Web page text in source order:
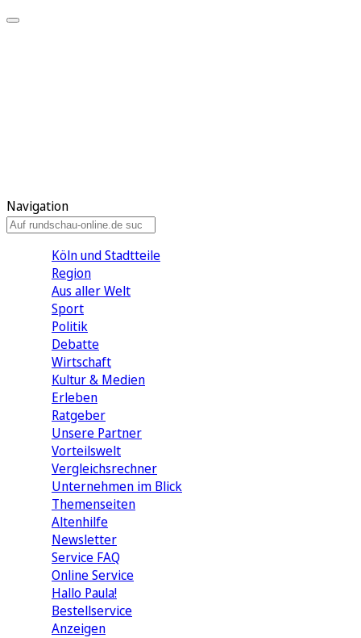
Navigation
Köln und Stadtteile
Region
Aus aller Welt
Sport
Politik
Debatte
Wirtschaft
Kultur & Medien
Erleben
Ratgeber
Unsere Partner
Vorteilswelt
Vergleichsrechner
Unternehmen im Blick
Themenseiten
Altenhilfe
Newsletter
Service FAQ
Online Service
Hallo Paula!
Bestellservice
Anzeigen